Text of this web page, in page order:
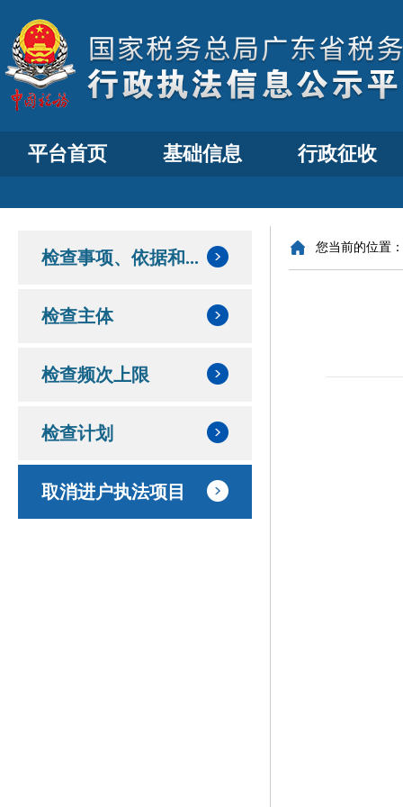
平台首页 基础信息 行政征收
检查事项、依据和...
检查主体
检查频次上限
检查计划
取消进户执法项目
您当前的位置